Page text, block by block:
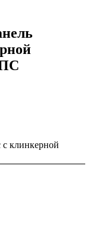
клинкерной